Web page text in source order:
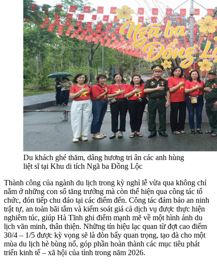
Du khách ghé thăm, dâng hương tri ân các anh hùng
liệt sĩ tại Khu di tích Ngã ba Đồng Lộc
Thành công của ngành du lịch trong kỳ nghỉ lễ vừa qua không chỉ
nằm ở những con số tăng trưởng mà còn thể hiện qua công tác tổ
chức, đón tiếp chu đáo tại các điểm đến. Công tác đảm bảo an ninh
trật tự, an toàn bãi tắm và kiểm soát giá cả dịch vụ được thực hiện
nghiêm túc, giúp Hà Tĩnh ghi điểm mạnh mẽ về một hình ảnh du
lịch văn minh, thân thiện. Những tín hiệu lạc quan từ đợt cao điểm
30/4 – 1/5 được kỳ vọng sẽ là đòn bẩy quan trọng, tạo đà cho một
mùa du lịch hè bùng nổ, góp phần hoàn thành các mục tiêu phát
triển kinh tế – xã hội của tỉnh trong năm 2026.